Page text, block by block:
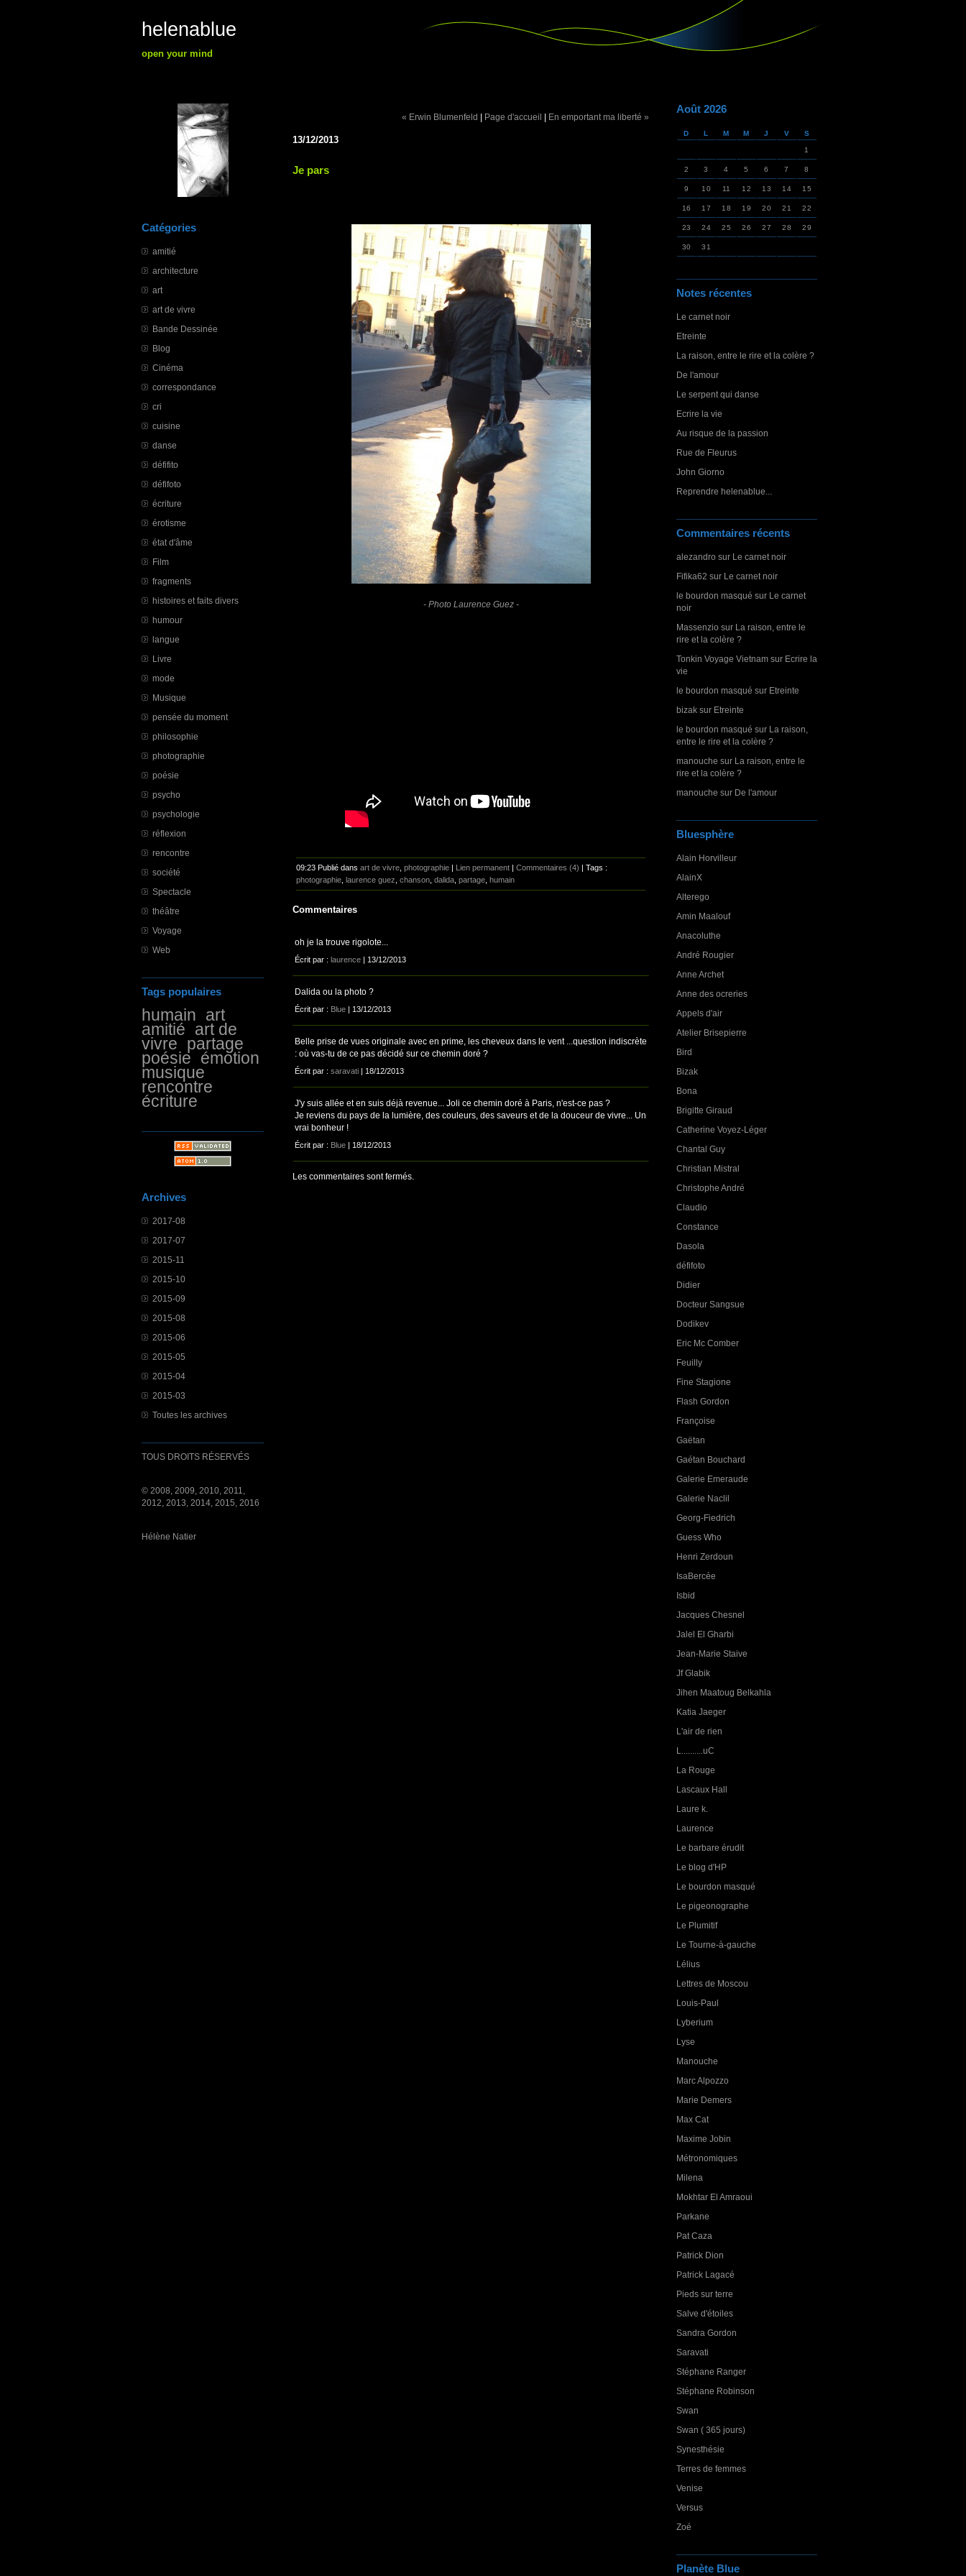
helenablue
open your mind
Catégories
amitié
architecture
art
art de vivre
Bande Dessinée
Blog
Cinéma
correspondance
cri
cuisine
danse
défifito
défifoto
écriture
érotisme
état d'âme
Film
fragments
histoires et faits divers
humour
langue
Livre
mode
Musique
pensée du moment
philosophie
photographie
poésie
psycho
psychologie
réflexion
rencontre
société
Spectacle
théâtre
Voyage
Web
Tags populaires
humain art
amitié art de
vivre partage
poésie émotion
musique
rencontre
écriture
Archives
2017-08
2017-07
2015-11
2015-10
2015-09
2015-08
2015-06
2015-05
2015-04
2015-03
Toutes les archives
TOUS DROITS RÉSERVÉS
© 2008, 2009, 2010, 2011,
2012, 2013, 2014, 2015, 2016
Hélène Natier
Août 2026
D L M M J V S
1
2 3 4 5 6 7 8
9 10 11 12 13 14 15
16 17 18 19 20 21 22
23 24 25 26 27 28 29
30 31
Notes récentes
Le carnet noir
Etreinte
La raison, entre le rire et la colère ?
De l'amour
Le serpent qui danse
Ecrire la vie
Au risque de la passion
Rue de Fleurus
John Giorno
Reprendre helenablue...
Commentaires récents
alezandro sur Le carnet noir
Fifika62 sur Le carnet noir
le bourdon masqué sur Le carnet
noir
Massenzio sur La raison, entre le
rire et la colère ?
Tonkin Voyage Vietnam sur Ecrire la
vie
le bourdon masqué sur Etreinte
bizak sur Etreinte
le bourdon masqué sur La raison,
entre le rire et la colère ?
manouche sur La raison, entre le
rire et la colère ?
manouche sur De l'amour
Bluesphère
Alain Horvilleur
AlainX
Alterego
Amin Maalouf
Anacoluthe
André Rougier
Anne Archet
Anne des ocreries
Appels d'air
Atelier Brisepierre
Bird
Bizak
Bona
Brigitte Giraud
Catherine Voyez-Léger
Chantal Guy
Christian Mistral
Christophe André
Claudio
Constance
Dasola
défifoto
Didier
Docteur Sangsue
Dodikev
Eric Mc Comber
Feuilly
Fine Stagione
Flash Gordon
Françoise
Gaëtan
Gaétan Bouchard
Galerie Emeraude
Galerie Naclil
Georg-Fiedrich
Guess Who
Henri Zerdoun
IsaBercée
Isbid
Jacques Chesnel
Jalel El Gharbi
Jean-Marie Staive
Jf Glabik
Jihen Maatoug Belkahla
Katia Jaeger
L'air de rien
L..........uC
La Rouge
Lascaux Hall
Laure k.
Laurence
Le barbare érudit
Le blog d'HP
Le bourdon masqué
Le pigeonographe
Le Plumitif
Le Tourne-à-gauche
Lélius
Lettres de Moscou
Louis-Paul
Lyberium
Lyse
Manouche
Marc Alpozzo
Marie Demers
Max Cat
Maxime Jobin
Métronomiques
Milena
Mokhtar El Amraoui
Parkane
Pat Caza
Patrick Dion
Patrick Lagacé
Pieds sur terre
Salve d'étoiles
Sandra Gordon
Saravati
Stéphane Ranger
Stéphane Robinson
Swan
Swan ( 365 jours)
Synesthésie
Terres de femmes
Venise
Versus
Zoé
Planète Blue
« Erwin Blumenfeld | Page d'accueil | En emportant ma liberté »
13/12/2013
Je pars
- Photo Laurence Guez -
09:23 Publié dans art de vivre, photographie Lien permanent Commentaires (4) | Tags :
photographie, laurence guez, chanson, dalida, partage, humain
Commentaires
oh je la trouve rigolote...
Écrit par : laurence | 13/12/2013
Dalida ou la photo ?
Écrit par : Blue | 13/12/2013
Belle prise de vues originale avec en prime, les cheveux dans le vent ...question indiscrète
: où vas-tu de ce pas décidé sur ce chemin doré ?
Écrit par : saravati | 18/12/2013
J'y suis allée et en suis déjà revenue... Joli ce chemin doré à Paris, n'est-ce pas ?
Je reviens du pays de la lumière, des couleurs, des saveurs et de la douceur de vivre... Un
vrai bonheur !
Écrit par : Blue | 18/12/2013
Les commentaires sont fermés.